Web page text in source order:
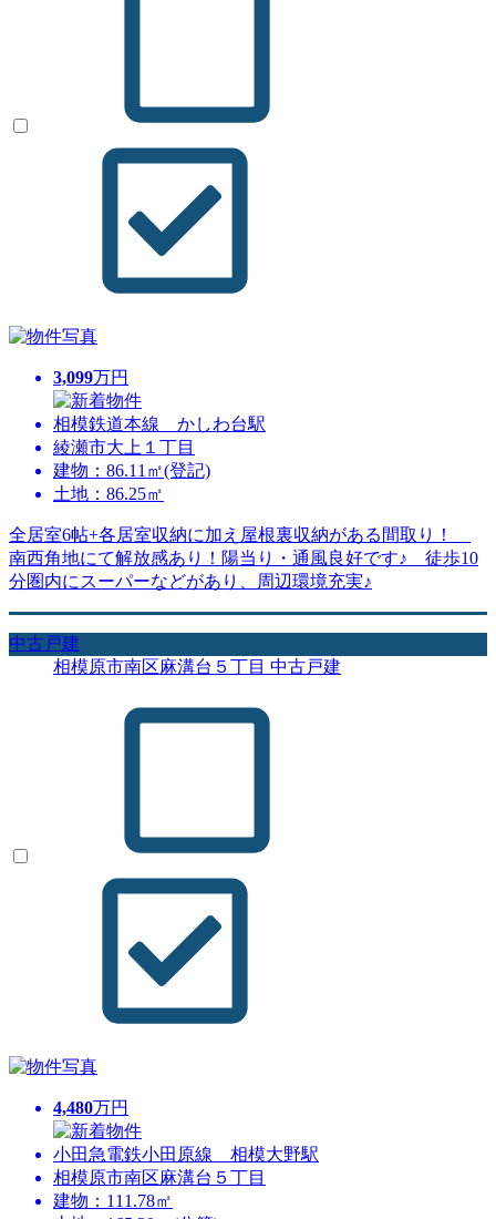
3,099万円
相模鉄道本線 かしわ台駅
綾瀬市大上１丁目
建物：86.11㎡(登記)
土地：86.25㎡
全居室6帖+各居室収納に加え屋根裏収納がある間取り！
南西角地にて解放感あり！陽当り・通風良好です♪ 徒歩10
分圏内にスーパーなどがあり、周辺環境充実♪
中古戸建
相模原市南区麻溝台５丁目 中古戸建
4,480万円
小田急電鉄小田原線 相模大野駅
相模原市南区麻溝台５丁目
建物：111.78㎡